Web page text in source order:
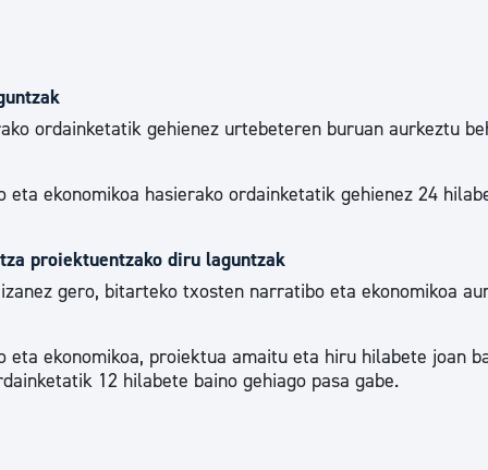
ordainketatik gehienez urtebeteren buruan aurkeztu
ekonomikoa hasierako ordainketatik gehienez 24
proiektuentzako diru laguntzak
gero, bitarteko txosten narratibo eta ekonomikoa
ekonomikoa, proiektua amaitu eta hiru hilabete joan
12 hilabete baino gehiago pasa gabe.